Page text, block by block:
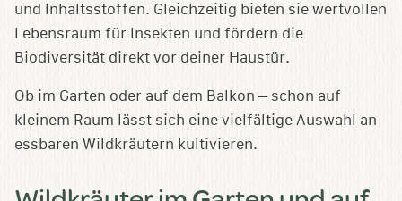
und Inhaltsstoffen. Gleichzeitig bieten sie wertvollen
Lebensraum für Insekten und fördern die
Biodiversität direkt vor deiner Haustür.
Ob im Garten oder auf dem Balkon – schon auf
kleinem Raum lässt sich eine vielfältige Auswahl an
essbaren Wildkräutern kultivieren.